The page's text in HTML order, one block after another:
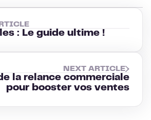
: Le guide ultime !
NEXT ARTICLE
la relance commerciale
pour booster vos ventes